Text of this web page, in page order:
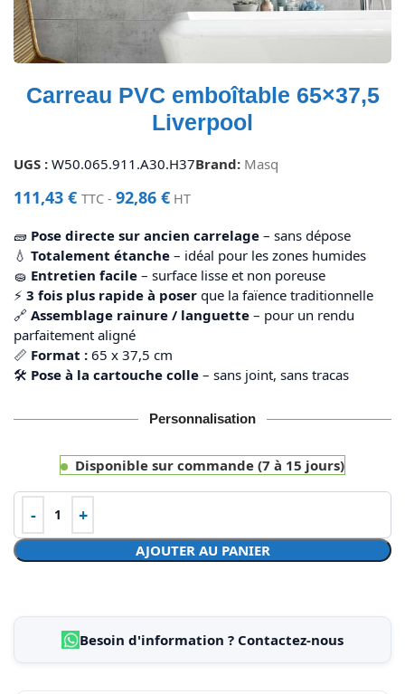
Carreau PVC emboîtable 65×37,5
Liverpool
UGS : W50.065.911.A30.H37Brand: Masq
111,43 € TTC - 92,86 € HT
🧱 Pose directe sur ancien carrelage – sans dépose
💧 Totalement étanche – idéal pour les zones humides
🧽 Entretien facile – surface lisse et non poreuse
⚡ 3 fois plus rapide à poser que la faïence traditionnelle
🔗 Assemblage rainure / languette – pour un rendu
parfaitement aligné
📏 Format : 65 x 37,5 cm
🛠️ Pose à la cartouche colle – sans joint, sans tracas
Personnalisation
Disponible sur commande (7 à 15 jours)
AJOUTER AU PANIER
Besoin d'information ? Contactez-nous